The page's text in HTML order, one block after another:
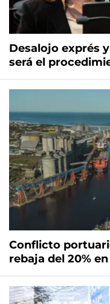
Desalojo exprés
será el
Conflicto
rebaja del 20%